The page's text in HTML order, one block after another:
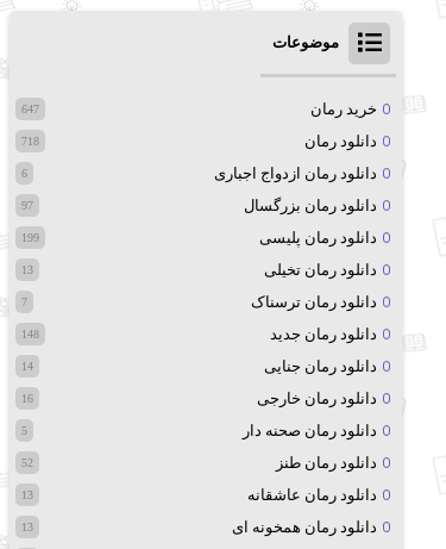
موضوعات
خرید رمان 647
دانلود رمان 718
دانلود رمان ازدواج اجباری 6
دانلود رمان بزرگسال 97
دانلود رمان پلیسی 199
دانلود رمان تخیلی 13
دانلود رمان ترسناک 7
دانلود رمان جدید 148
دانلود رمان جنایی 14
دانلود رمان خارجی 16
دانلود رمان صحنه دار 5
دانلود رمان طنز 52
دانلود رمان عاشقانه 13
دانلود رمان همخونه ای 13